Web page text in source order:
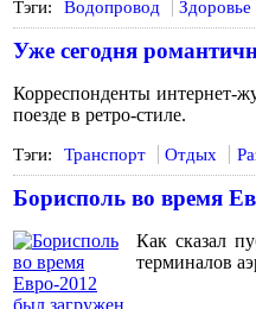
Тэги: Водопровод Здоровье
Уже сегодня
Корреспонденты интернет-
поезде в ретро-стиле.
Тэги: Транспорт Отдых
Борисполь во время
Как сказал
терминалов